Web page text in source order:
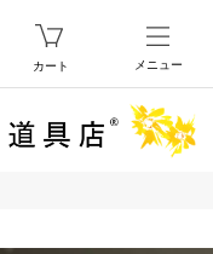
カート メニュー